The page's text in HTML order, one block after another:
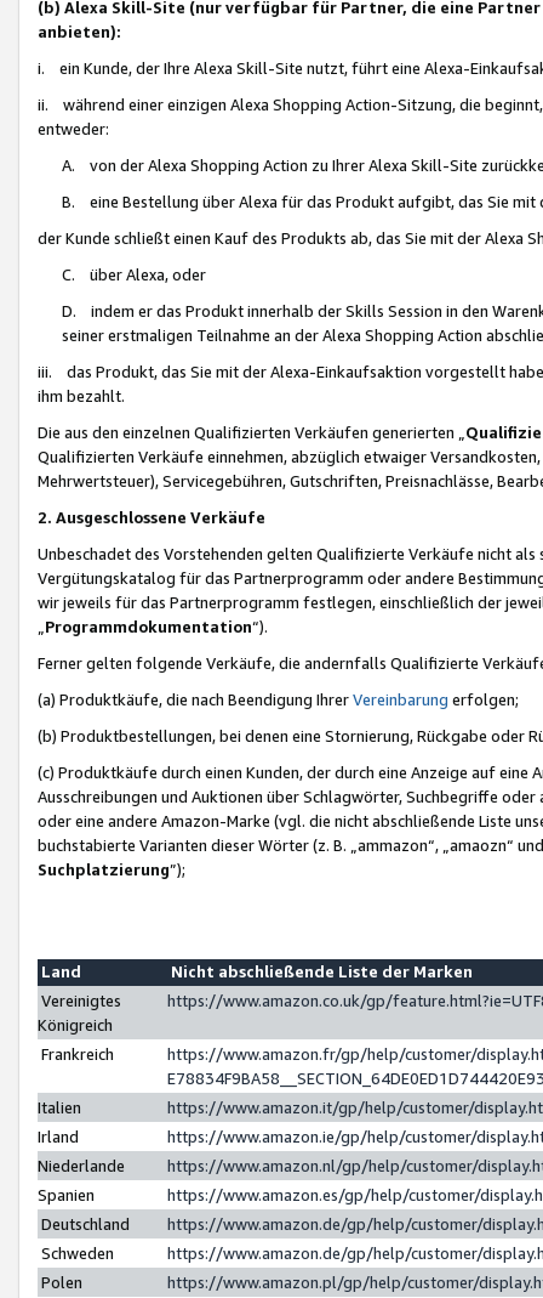
(b) Alexa Skill-Site (nur verfügbar für Partner, die eine
anbieten):
i. ein Kunde, der Ihre Alexa Skill-Site nutzt, führt eine Alexa-
ii. während einer einzigen Alexa Shopping Action-Sitzung, die
entweder:
A. von der Alexa Shopping Action zu Ihrer Alexa Skill-Site
B. eine Bestellung über Alexa für das Produkt aufgibt, das Sie mit
der Kunde schließt einen Kauf des Produkts ab, das Sie mit der Alexa
C. über Alexa, oder
D. indem er das Produkt innerhalb der Skills Session in den
seiner erstmaligen Teilnahme an der Alexa Shopping Action
iii. das Produkt, das Sie mit der Alexa-Einkaufsaktion vorgestellt
ihm bezahlt.
Die aus den einzelnen Qualifizierten Verkäufen generierten „
Qualifizierten Verkäufe einnehmen, abzüglich etwaiger
Mehrwertsteuer), Servicegebühren, Gutschriften, Preisnachlässe,
2. Ausgeschlossene Verkäufe
Unbeschadet des Vorstehenden gelten Qualifizierte Verkäufe nicht
Vergütungskatalog für das Partnerprogramm oder andere
wir jeweils für das Partnerprogramm festlegen, einschließlich der
Programmdokumentation“).
Ferner gelten folgende Verkäufe, die andernfalls Qualifizierte
(a) Produktkäufe, die nach Beendigung IhrerVereinbarung erfolgen;
(b) Produktbestellungen, bei denen eine Stornierung, Rückgabe oder
(c) Produktkäufe durch einen Kunden, der durch eine Anzeige auf
Ausschreibungen und Auktionen über Schlagwörter, Suchbegriffe
oder eine andere Amazon-Marke (vgl. die nicht abschließende Liste
buchstabierte Varianten dieser Wörter (z. B. „ammazon“, „amaozn“
Suchplatzierung”);
Land
Nicht abschließende Liste der Marken
Vereinigtes
Königreich
https://www.amazon.co.uk/gp/
Frankreich
https://www.amazon.fr/gp/help/customer/
Italien
https://www.amazon.it/gp/help/customer/
Irland
https://www.amazon.ie/gp/help/customer/
Niederlande
https://www.amazon.nl/gp/help/customer/
Spanien
https://www.amazon.es/gp/help/customer/
Deutschland
https://www.amazon.de/gp/help/customer/
Schweden
https://www.amazon.de/gp/help/customer/
Polen
https://www.amazon.pl/gp/help/customer/